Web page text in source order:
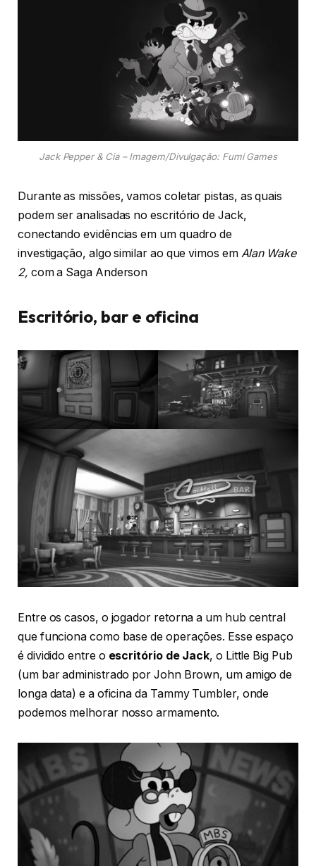
Jack Pepper & Cia – Imagem/Divulgação: Fumi Games
Durante as missões, vamos coletar pistas, as quais
podem ser analisadas no escritório de Jack,
conectando evidências em um quadro de
investigação, algo similar ao que vimos em Alan Wake
2, com a Saga Anderson
Escritório, bar e oficina
Entre os casos, o jogador retorna a um hub central
que funciona como base de operações. Esse espaço
é dividido entre o escritório de Jack, o Little Big Pub
(um bar administrado por John Brown, um amigo de
longa data) e a oficina da Tammy Tumbler, onde
podemos melhorar nosso armamento.